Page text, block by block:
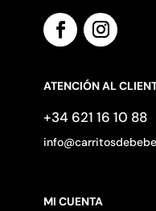
ATENCIÓN AL
+34 621 16 10 88
MI CUENTA